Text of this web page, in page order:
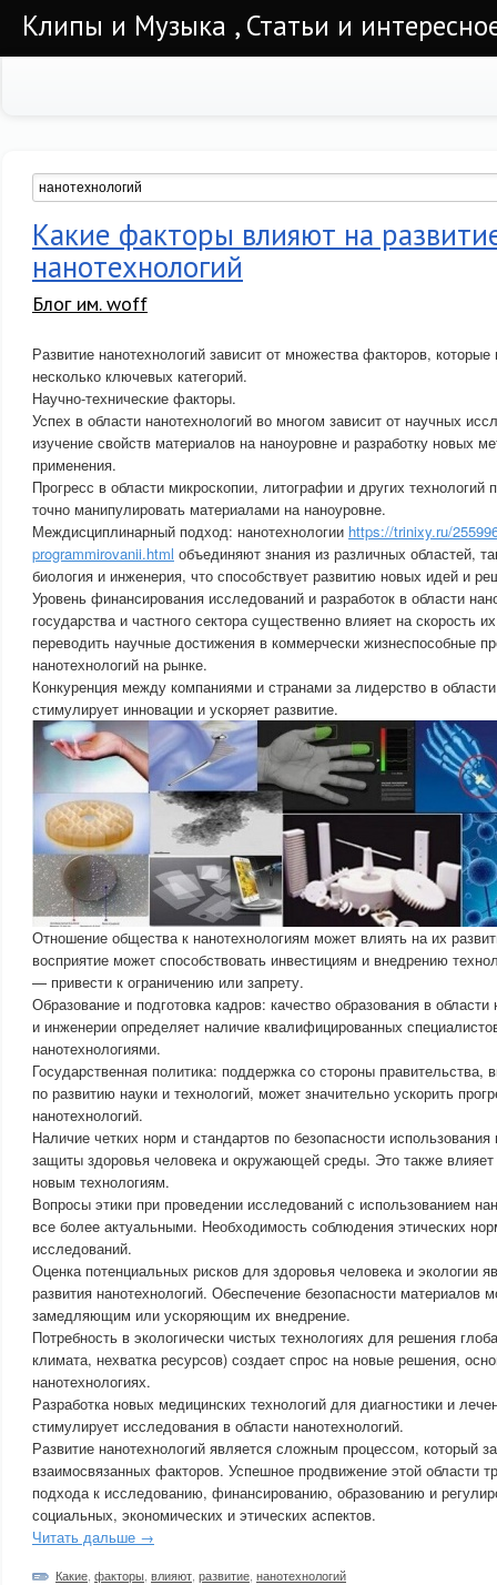
Клипы и Музыка , Статьи и
Какие факторы влияют на
нанотехнологий
Блог им. woff
Развитие нанотехнологий зависит от множества факторов,
несколько ключевых категорий.
Научно-технические факторы.
Успех в области нанотехнологий во многом зависит от научных
изучение свойств материалов на наноуровне и разработку новых
применения.
Прогресс в области микроскопии, литографии и других технологий
точно манипулировать материалами на наноуровне.
Междисциплинарный подход: нанотехнологии https://trinixy.ru/
programmirovanii.html объединяют знания из различных областей,
биология и инженерия, что способствует развитию новых идей и
Уровень финансирования исследований и разработок в области
государства и частного сектора существенно влияет на скорость
переводить научные достижения в коммерчески жизнеспособные
нанотехнологий на рынке.
Конкуренция между компаниями и странами за лидерство в
стимулирует инновации и ускоряет развитие.
Отношение общества к нанотехнологиям может влиять на их
восприятие может способствовать инвестициям и внедрению
— привести к ограничению или запрету.
Образование и подготовка кадров: качество образования в
и инженерии определяет наличие квалифицированных
нанотехнологиями.
Государственная политика: поддержка со стороны правительства,
по развитию науки и технологий, может значительно ускорить
нанотехнологий.
Наличие четких норм и стандартов по безопасности
защиты здоровья человека и окружающей среды. Это также влияет
новым технологиям.
Вопросы этики при проведении исследований с использованием
все более актуальными. Необходимость соблюдения этических
исследований.
Оценка потенциальных рисков для здоровья человека и экологии
развития нанотехнологий. Обеспечение безопасности материалов
замедляющим или ускоряющим их внедрение.
Потребность в экологически чистых технологиях для решения
климата, нехватка ресурсов) создает спрос на новые решения,
нанотехнологиях.
Разработка новых медицинских технологий для диагностики и
стимулирует исследования в области нанотехнологий.
Развитие нанотехнологий является сложным процессом, который
взаимосвязанных факторов. Успешное продвижение этой области
подхода к исследованию, финансированию, образованию и
социальных, экономических и этических аспектов.
Читать дальше →
Какие факторы влияют развитие нанотехнологий